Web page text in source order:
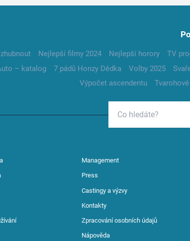
Nejlepší filmy 2024 Nejlepší horory TV
– katalog
7 pádů Honzy Dědka Volby 2025
Výpočet ascendentu
Management
Press
Castingy a výzvy
Kontakty
Zpracování osobních údajů
Nápověda